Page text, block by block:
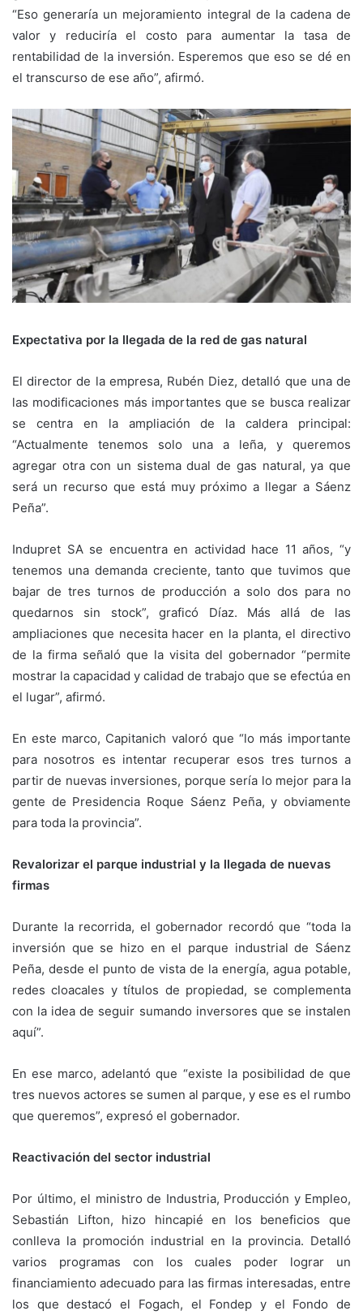
“Eso generaría un mejoramiento integral de la cadena de
valor y reduciría el costo para aumentar la tasa de
rentabilidad de la inversión. Esperemos que eso se dé en
el transcurso de ese año”, afirmó.
Expectativa por la llegada de la red de gas natural
El director de la empresa, Rubén Diez, detalló que una de
las modificaciones más importantes que se busca realizar
se centra en la ampliación de la caldera principal:
“Actualmente tenemos solo una a leña, y queremos
agregar otra con un sistema dual de gas natural, ya que
será un recurso que está muy próximo a llegar a Sáenz
Peña”.
Indupret SA se encuentra en actividad hace 11 años, “y
tenemos una demanda creciente, tanto que tuvimos que
bajar de tres turnos de producción a solo dos para no
quedarnos sin stock”, graficó Díaz. Más allá de las
ampliaciones que necesita hacer en la planta, el directivo
de la firma señaló que la visita del gobernador “permite
mostrar la capacidad y calidad de trabajo que se efectúa en
el lugar”, afirmó.
En este marco, Capitanich valoró que “lo más importante
para nosotros es intentar recuperar esos tres turnos a
partir de nuevas inversiones, porque sería lo mejor para la
gente de Presidencia Roque Sáenz Peña, y obviamente
para toda la provincia”.
Revalorizar el parque industrial y la llegada de nuevas
firmas
Durante la recorrida, el gobernador recordó que “toda la
inversión que se hizo en el parque industrial de Sáenz
Peña, desde el punto de vista de la energía, agua potable,
redes cloacales y títulos de propiedad, se complementa
con la idea de seguir sumando inversores que se instalen
aquí”.
En ese marco, adelantó que “existe la posibilidad de que
tres nuevos actores se sumen al parque, y ese es el rumbo
que queremos”, expresó el gobernador.
Reactivación del sector industrial
Por último, el ministro de Industria, Producción y Empleo,
Sebastián Lifton, hizo hincapié en los beneficios que
conlleva la promoción industrial en la provincia. Detalló
varios programas con los cuales poder lograr un
financiamiento adecuado para las firmas interesadas, entre
los que destacó el Fogach, el Fondep y el Fondo de